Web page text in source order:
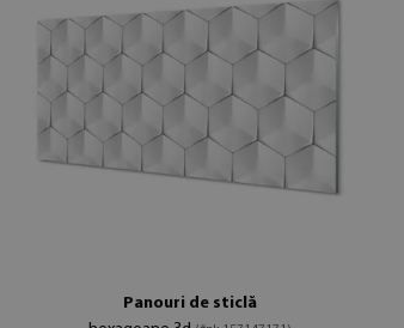
Panouri de sticlă